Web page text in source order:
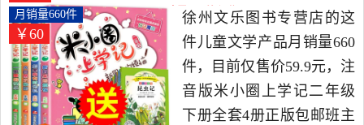
籍6-9-12周岁是2019年四川
少年儿童出版社旗舰店精
选书籍,杂志,报纸当中性价
比很高的儿童文学，由湖
南 长沙发货。
二年级下册全套4册月销量660件仅售59.9元
￥60
月销量660件
徐州文乐图书专营店的这
件儿童文学产品月销量660
件，目前仅售价59.9元，注
音版米小圈上学记二年级
下册全套4册正版包邮班主